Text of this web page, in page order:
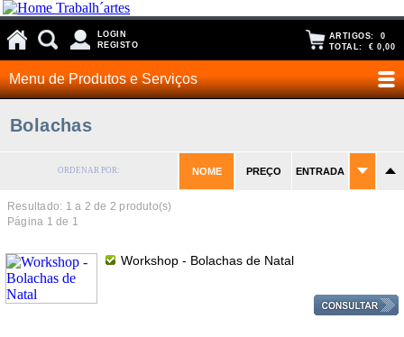
LOGIN
REGISTO
ARTIGOS: 0
TOTAL: € 0,00
Menu de Produtos e Serviços
Bolachas
ORDENAR POR: NOME PREÇO ENTRADA
Resultado: 1 a 2 de 2 produto(s)
Página 1 de 1
Workshop - Bolachas de Natal